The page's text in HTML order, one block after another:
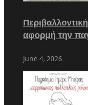
αφορμή την
June 4, 2026